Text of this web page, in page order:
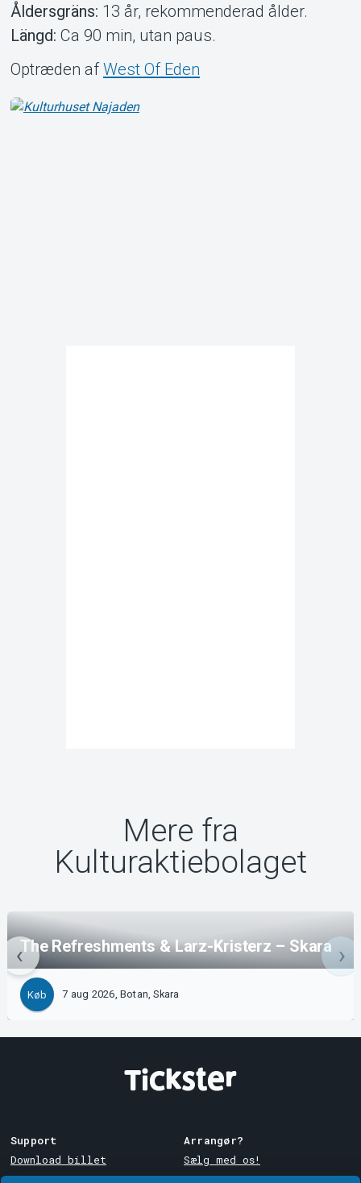
Åldersgräns: 13 år, rekommenderad ålder.
Längd: Ca 90 min, utan paus.
Optræden af West Of Eden
Mere fra
Kulturaktiebolaget
The Refreshments & Larz-Kristerz – Skara
Køb 7 aug 2026, Botan, Skara
Support
Download billet
Arrangør?
Sælg med os!